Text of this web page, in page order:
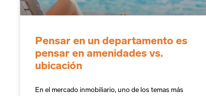
Pensar en un departamento es
pensar en amenidades vs.
ubicación
En el mercado inmobiliario, uno de los temas más